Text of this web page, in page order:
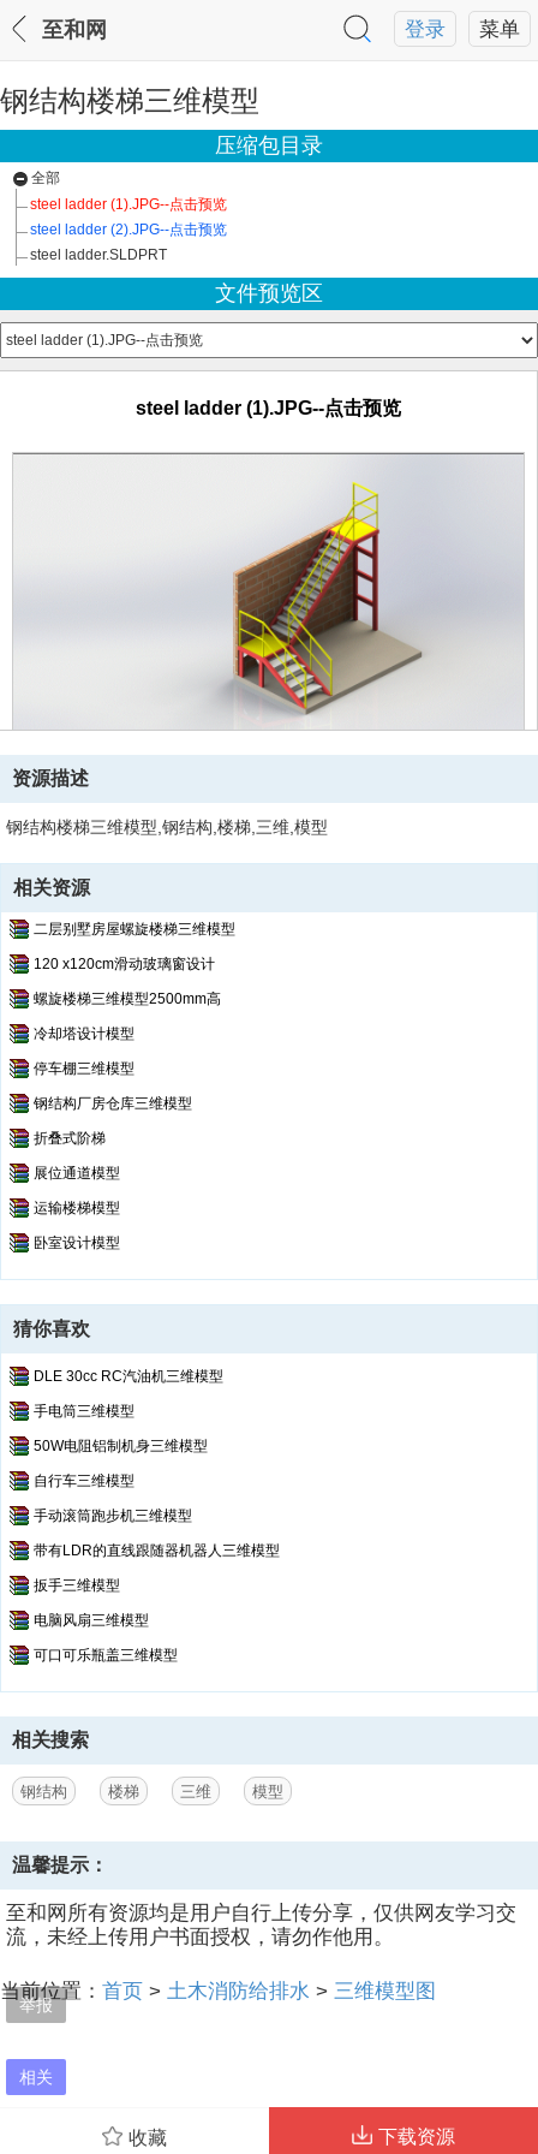
菜单
登录
至和网
钢结构楼梯三维模型
相关
举报
压缩包目录
全部
steel ladder (1).JPG--点击预览
steel ladder (2).JPG--点击预览
steel ladder.SLDPRT
文件预览区
steel ladder (1).JPG--点击预览
资源描述
钢结构楼梯三维模型,钢结构,楼梯,三维,模型
相关资源
二层别墅房屋螺旋楼梯三维模型
120 x120cm滑动玻璃窗设计
螺旋楼梯三维模型2500mm高
冷却塔设计模型
停车棚三维模型
钢结构厂房仓库三维模型
折叠式阶梯
展位通道模型
运输楼梯模型
卧室设计模型
猜你喜欢
DLE 30cc RC汽油机三维模型
手电筒三维模型
50W电阻铝制机身三维模型
自行车三维模型
手动滚筒跑步机三维模型
带有LDR的直线跟随器机器人三维模型
扳手三维模型
电脑风扇三维模型
可口可乐瓶盖三维模型
相关搜索
钢结构 楼梯 三维 模型
收藏 下载资源
温馨提示：
至和网所有资源均是用户自行上传分享，仅供网友学习交
流，未经上传用户书面授权，请勿作他用。
当前位置： 首页 > 土木消防给排水 > 三维模型图